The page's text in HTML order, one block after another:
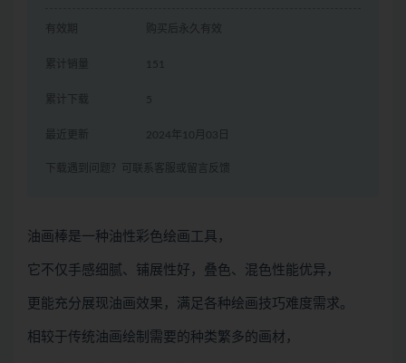
有效期 购买后永久有效
累计销量 151
累计下载 5
最近更新 2024年10月03日
下载遇到问题？可联系客服或留言反馈
油画棒是一种油性彩色绘画工具，
它不仅手感细腻、铺展性好，叠色、混色性能优异，
更能充分展现油画效果，满足各种绘画技巧难度需求。
相较于传统油画绘制需要的种类繁多的画材，